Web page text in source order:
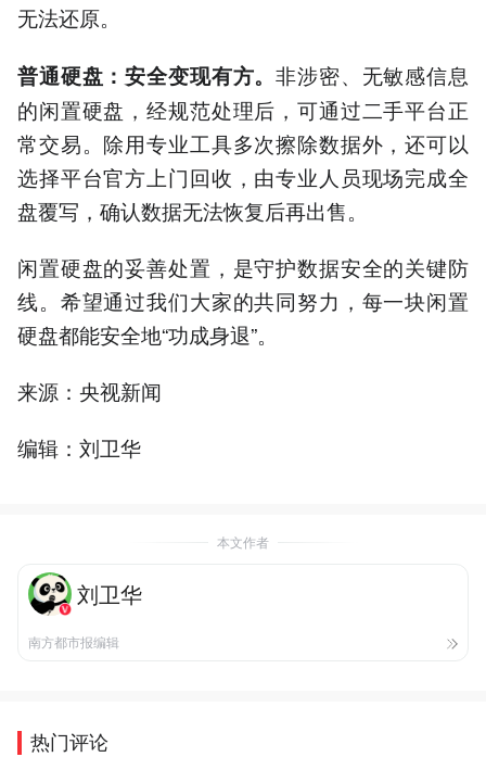
无法还原。
普通硬盘：安全变现有方。非涉密、无敏感信息
的闲置硬盘，经规范处理后，可通过二手平台正
常交易。除用专业工具多次擦除数据外，还可以
选择平台官方上门回收，由专业人员现场完成全
盘覆写，确认数据无法恢复后再出售。
闲置硬盘的妥善处置，是守护数据安全的关键防
线。希望通过我们大家的共同努力，每一块闲置
硬盘都能安全地“功成身退”。
来源：央视新闻
编辑：刘卫华
本文作者
刘卫华
南方都市报编辑
热门评论